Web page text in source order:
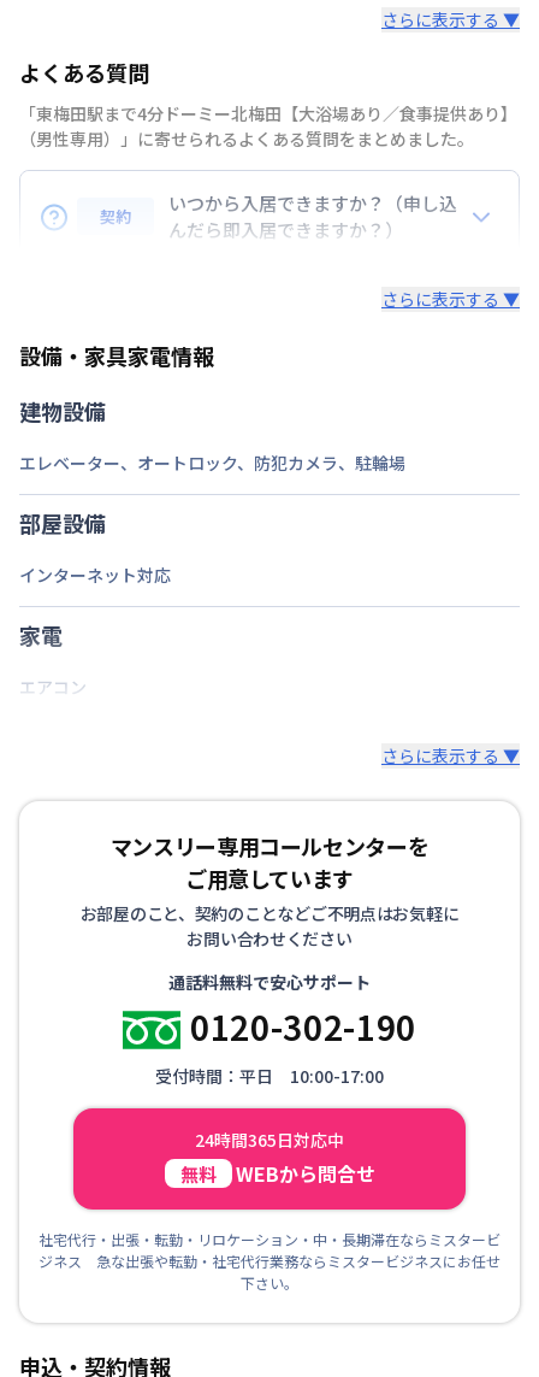
禁煙・喫煙
阪急電鉄千里線天神橋筋六丁目駅 徒歩
定員
1名
情報更新日 2026年7月24日
さらに表示する ▼
よくある質問
「東梅田駅まで4分ドーミー北梅田【大浴場あり／食事提供あり】
（男性専用）」に寄せられるよくある質問をまとめました。
契約
いつから入居できますか？（申し込
んだら即入居できますか？）
さらに表示する ▼
設備・家具家電情報
建物設備
エレベーター、 オートロック、 防犯カメラ、 駐輪場
部屋設備
インターネット対応
家電
エアコン
さらに表示する ▼
マンスリー専用コールセンターを
ご用意しています
お部屋のこと、契約のことなどご不明点はお気軽に
お問い合わせください
通話料無料で安心サポート
0120-302-190
受付時間：平日 10:00-17:00
24時間365日対応中
無料 WEBから問合せ
社宅代行・出張・転勤・リロケーション・中・長期滞在ならミスタービ
ジネス 急な出張や転勤・社宅代行業務ならミスタービジネスにお任せ
下さい。
申込・契約情報